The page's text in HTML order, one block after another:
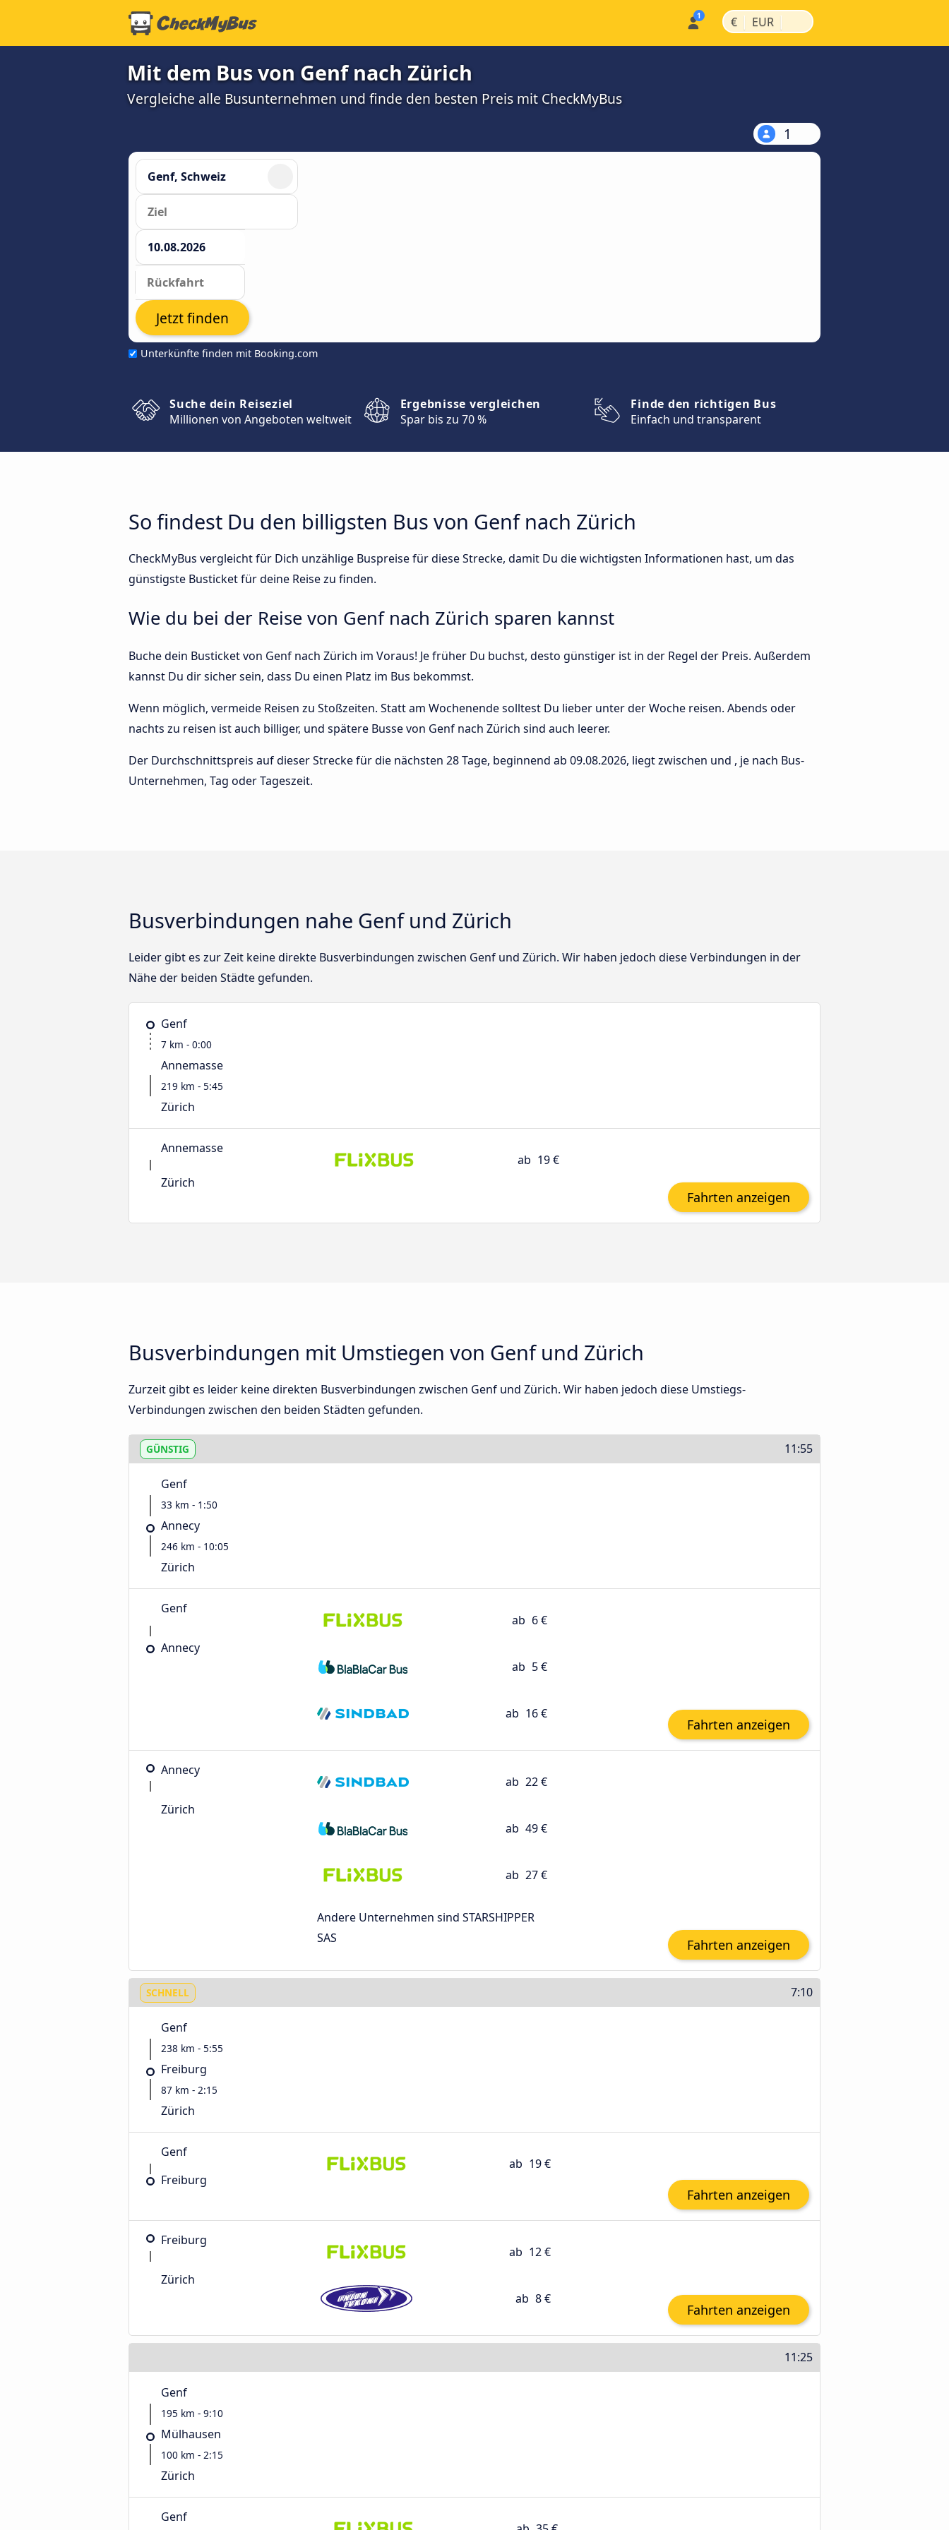
€ | EUR |
Mit dem Bus von Genf nach Zürich
Vergleiche alle Busunternehmen und finde den besten Preis mit CheckMyBus
1
Unterkünfte finden mit Booking.com
Jetzt finden
Suche dein Reiseziel
Millionen von Angeboten weltweit
Ergebnisse vergleichen
Spar bis zu 70 %
Finde den richtigen Bus
Einfach und transparent
So findest Du den billigsten Bus von Genf nach Zürich
CheckMyBus vergleicht für Dich unzählige Buspreise für diese Strecke, damit Du die wichtigsten Informationen hast, um das
günstigste Busticket für deine Reise zu finden.
Wie du bei der Reise von Genf nach Zürich sparen kannst
Buche dein Busticket von Genf nach Zürich im Voraus! Je früher Du buchst, desto günstiger ist in der Regel der Preis. Außerdem
kannst Du dir sicher sein, dass Du einen Platz im Bus bekommst.
Wenn möglich, vermeide Reisen zu Stoßzeiten. Statt am Wochenende solltest Du lieber unter der Woche reisen. Abends oder
nachts zu reisen ist auch billiger, und spätere Busse von Genf nach Zürich sind auch leerer.
Der Durchschnittspreis auf dieser Strecke für die nächsten 28 Tage, beginnend ab 09.08.2026, liegt zwischen und , je nach Bus-
Unternehmen, Tag oder Tageszeit.
Busverbindungen nahe Genf und Zürich
Leider gibt es zur Zeit keine direkte Busverbindungen zwischen Genf und Zürich. Wir haben jedoch diese Verbindungen in der
Nähe der beiden Städte gefunden.
Genf
7 km - 0:00
Annemasse
219 km - 5:45
Zürich
Annemasse
Zürich
ab 19 €
Fahrten anzeigen
Busverbindungen mit Umstiegen von Genf und Zürich
Zurzeit gibt es leider keine direkten Busverbindungen zwischen Genf und Zürich. Wir haben jedoch diese Umstiegs-
Verbindungen zwischen den beiden Städten gefunden.
GÜNSTIG 11:55
Genf
33 km - 1:50
Annecy
246 km - 10:05
Zürich
Genf
Annecy
ab 6 €
ab 5 €
ab 16 €
Fahrten anzeigen
Annecy
Zürich
ab 22 €
ab 49 €
ab 27 €
Andere Unternehmen sind STARSHIPPER
SAS
Fahrten anzeigen
SCHNELL 7:10
Genf
238 km - 5:55
Freiburg
87 km - 2:15
Zürich
Genf
Freiburg
ab 19 €
Fahrten anzeigen
Freiburg
Zürich
ab 12 €
ab 8 €
Fahrten anzeigen
11:25
Genf
195 km - 9:10
Mülhausen
100 km - 2:15
Zürich
Genf